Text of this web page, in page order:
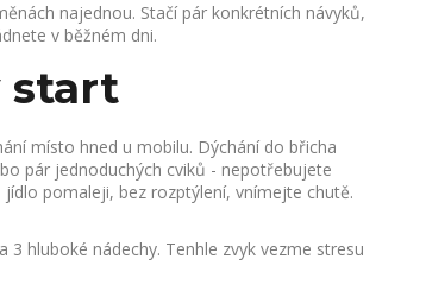
najednou. Stačí pár konkrétních návyků,
v běžném dni.
start
místo hned u mobilu. Dýchání do břicha
pár jednoduchých cviků - nepotřebujete
pomaleji, bez rozptýlení, vnímejte chutě.
hluboké nádechy. Tenhle zvyk vezme stresu